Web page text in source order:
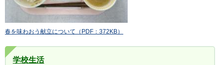
春を味わおう献立について（PDF：372KB）
学校生活